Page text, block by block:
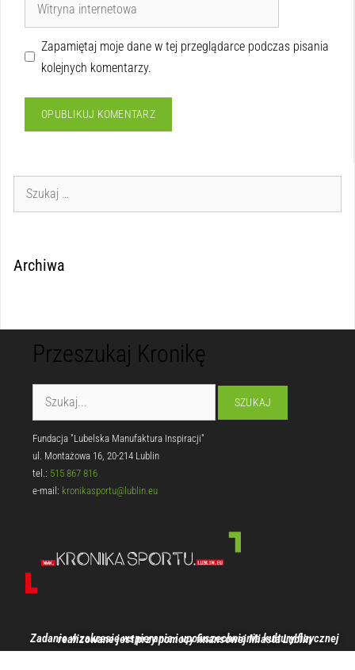
Zapamiętaj moje dane w tej przeglądarce podczas pisania
kolejnych komentarzy.
Archiwa
Przeszukaj Kronikę
Fundacja "Lubelska Manufaktura Inspiracji"
ul. Montażowa 16, 20-214 Lublin
tel.: 515 867 816
e-mail: kronikasportu@lublin.eu
Zadanie w zakresie wspierania i upowszechniania kultury fizycznej realizowane jest przy pomocy finansowej Miasta Lublin